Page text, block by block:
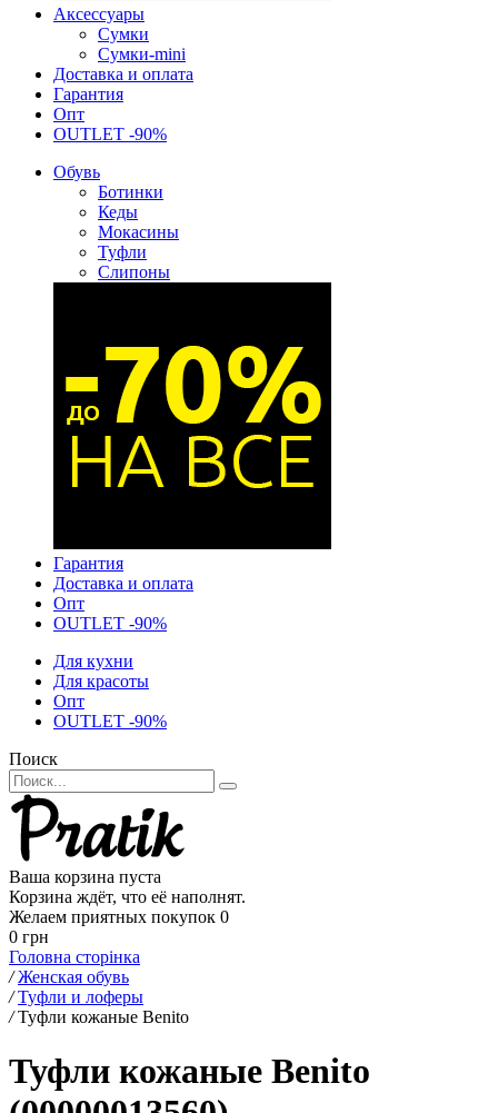
Аксессуары
Сумки
Сумки-mini
Доставка и оплата
Гарантия
Опт
OUTLET -90%
Обувь
Ботинки
Кеды
Мокасины
Туфли
Слипоны
Гарантия
Доставка и оплата
Опт
OUTLET -90%
Для кухни
Для красоты
Опт
OUTLET -90%
Поиск
Ваша корзина пуста
Корзина ждёт, что её наполнят.
Желаем приятных покупок 0
0 грн
Головна сторінка
/ Женская обувь
/ Туфли и лоферы
/ Туфли кожаные Benito
Туфли кожаные Benito